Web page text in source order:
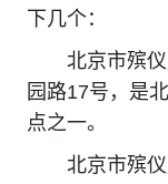
下几个：
北京市殡仪
园路17号，是
点之一。
北京市殡仪